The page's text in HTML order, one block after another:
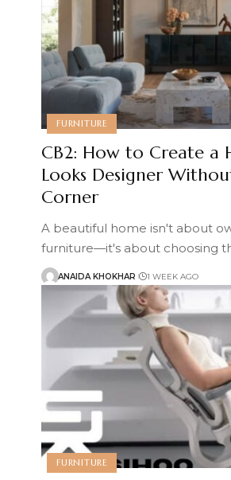
FURNITURE
CB2: How to Create a
Looks Designer
Corner
A beautiful home isn't about
furniture—it's about choosing
ANAIDA KHOKHAR 1 WEEK AGO
FURNITURE